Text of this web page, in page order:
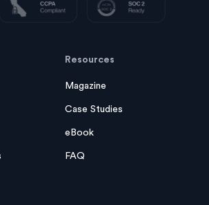
Resources
Magazine
Case Studies
eBook
FAQ